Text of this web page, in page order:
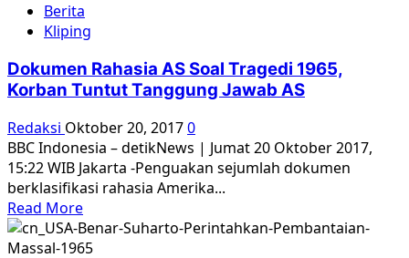
Pemerintah
RI
Mengakui
Pembantaian
1965
Setelah
Adanya
Dokumen
AS
Berita
Kliping
Dokumen Rahasia AS Soal Tragedi 1965,
Korban Tuntut Tanggung Jawab AS
Redaksi Oktober 20, 20170
BBC Indonesia – detikNews | Jumat 20 Oktober 2017,
15:22 WIB Jakarta -Penguakan sejumlah dokumen
berklasifikasi rahasia Amerika...
Read MoreRead
more
about